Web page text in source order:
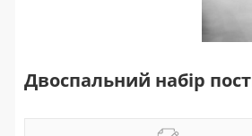
Двоспальний набір